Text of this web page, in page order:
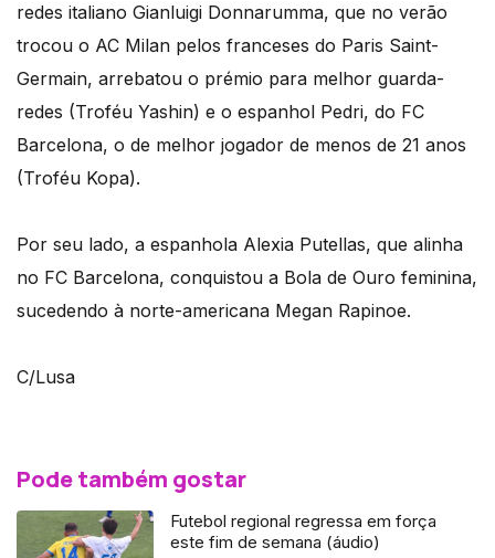
redes italiano Gianluigi Donnarumma, que no verão
trocou o AC Milan pelos franceses do Paris Saint-
Germain, arrebatou o prémio para melhor guarda-
redes (Troféu Yashin) e o espanhol Pedri, do FC
Barcelona, o de melhor jogador de menos de 21 anos
(Troféu Kopa).
Por seu lado, a espanhola Alexia Putellas, que alinha
no FC Barcelona, conquistou a Bola de Ouro feminina,
sucedendo à norte-americana Megan Rapinoe.
C/Lusa
Pode também gostar
Futebol regional regressa em força
este fim de semana (áudio)